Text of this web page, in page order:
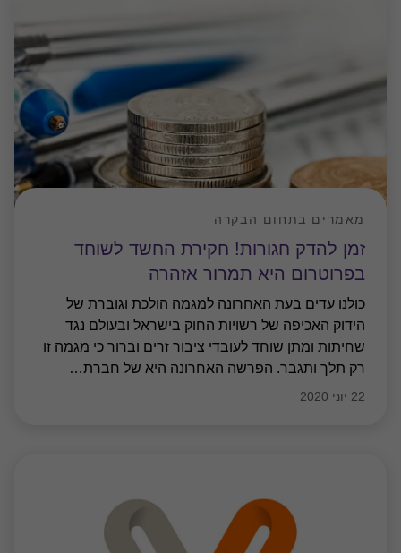
זמן להדק חגורות! חקירת החשד לשוחד
בפרוטרום היא תמרור אזהרה
מאמרים בתחום הבקרה
כולנו עדים בעת האחרונה למגמה הולכת וגוברת של
הידוק האכיפה של רשויות החוק בישראל ובעולם נגד
שחיתות ומתן שוחד לעובדי ציבור זרים וברור כי מגמה זו
רק תלך ותגבר. הפרשה האחרונה היא של חברת…
22 יוני 2020